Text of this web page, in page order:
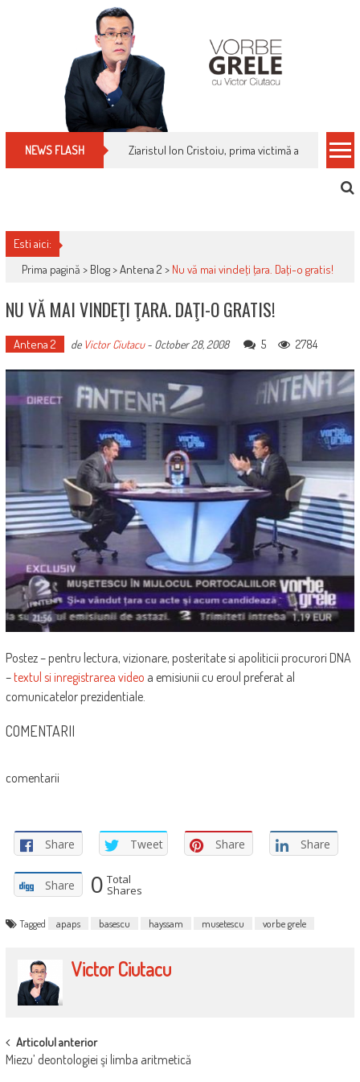
NEWS FLASH Ziaristul Ion Cristoiu, prima victimă a noi
Esti aici:
Prima pagină > Blog>Antena 2 > Nu vă mai vindeţi ţara. Daţi-o gratis!
NU VĂ MAI VINDEŢI ŢARA. DAŢI-O GRATIS!
Antena 2 de Victor Ciutacu- October 28, 2008 5 2784
Postez – pentru lectura, vizionare, posteritate si apoliticii procurori DNA
–textul si inregistrarea video a emisiunii cu eroul preferat al
comunicatelor prezidentiale.
COMENTARII
comentarii
Share Tweet Share Share
Share 0 Total
Shares
Tagged apaps basescu hayssam musetescu vorbe grele
Victor Ciutacu
POST
NAVIGATION
Articolul anterior
Miezu’ deontologiei şi limba aritmetică